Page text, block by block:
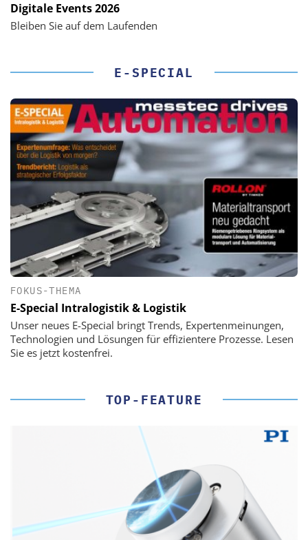
Digitale Events 2026
Bleiben Sie auf dem Laufenden
E-SPECIAL
FOKUS-THEMA
E-Special Intralogistik & Logistik
Unser neues E-Special bringt Trends, Expertenmeinungen,
Technologien und Lösungen für effizientere Prozesse. Lesen
Sie es jetzt kostenfrei.
TOP-FEATURE